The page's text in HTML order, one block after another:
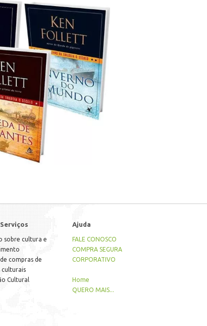
sobre cultura e
compras de
Cultural
Ajuda
FALE CONOSCO
COMPRA SEGURA
CORPORATIVO
Home
QUERO MAIS...